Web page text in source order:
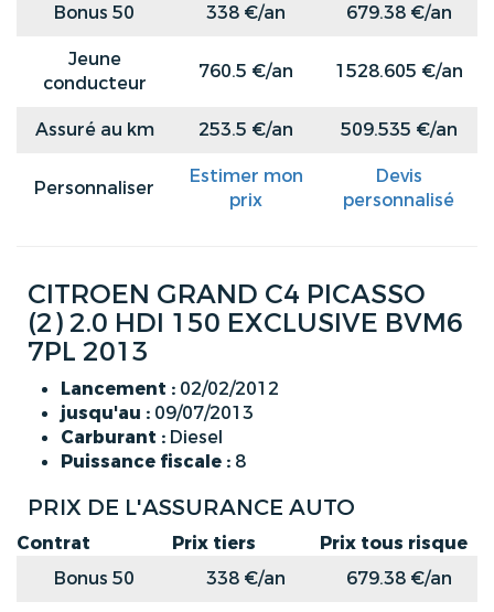
Bonus 50
338 €/an
679.38 €/an
Jeune
conducteur
760.5 €/an 1528.605 €/an
Assuré au km 253.5 €/an 509.535 €/an
Personnaliser
Estimer mon
prix
Devis
personnalisé
CITROEN GRAND C4 PICASSO
(2) 2.0 HDI 150 EXCLUSIVE BVM6
7PL 2013
Lancement : 02/02/2012
jusqu'au : 09/07/2013
Carburant : Diesel
Puissance fiscale : 8
PRIX DE L'ASSURANCE AUTO
Contrat Prix tiers
Prix tous risque
Bonus 50
338 €/an
679.38 €/an